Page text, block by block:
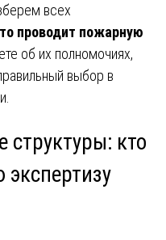
всех
проводит пожарную
об их полномочиях,
выбор в
кто